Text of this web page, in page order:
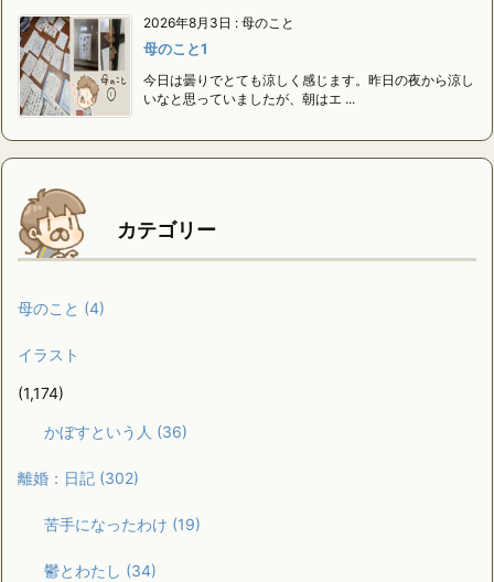
2026年8月3日 : 母のこと
母のこと1
今日は曇りでとても涼しく感じます。昨日の夜から涼し
いなと思っていましたが、朝はエ ...
カテゴリー
母のこと (4)
イラスト
(1,174)
かぼすという人 (36)
離婚：日記 (302)
苦手になったわけ (19)
鬱とわたし (34)